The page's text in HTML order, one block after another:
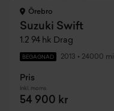
Örebro
Suzuki Swift
1.2 94 hk Drag
BEGAGNAD 2013 • 24000 mil
Pris
Inkl. moms
54 900 kr